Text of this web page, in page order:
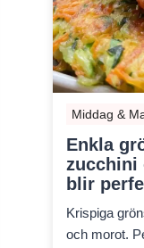
Middag &
Enkla
zucchini
blir
Krispiga
och morot.